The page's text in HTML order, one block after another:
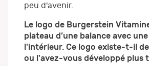
peu d'avenir.
Le logo de Burgerstein
plateau d’une balance avec
l'intérieur. Ce logo existe-t-il
ou l'avez-vous développé plus